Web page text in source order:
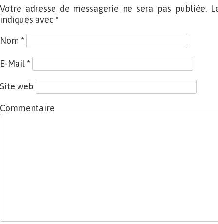
Votre adresse de messagerie ne sera pas publiée.
indiqués avec *
Nom *
E-Mail *
Site web
Commentaire